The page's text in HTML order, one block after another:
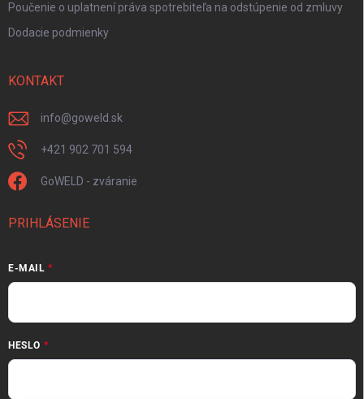
Poučenie o uplatnení práva spotrebiteľa na odstúpenie od zmluvy
Dodacie podmienky
KONTAKT
info@goweld.sk
+421 902 701 594
GoWELD - zváranie
PRIHLÁSENIE
E-MAIL
HESLO